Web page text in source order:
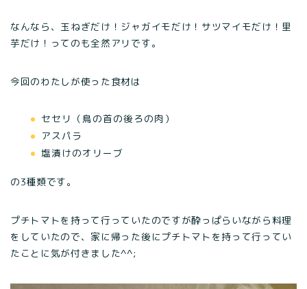
なんなら、玉ねぎだけ！ジャガイモだけ！サツマイモだけ！里
芋だけ！ってのも全然アリです。
今回のわたしが使った食材は
セセリ（鳥の首の後ろの肉）
アスパラ
塩漬けのオリーブ
の3種類です。
プチトマトを持って行っていたのですが酔っぱらいながら料理
をしていたので、家に帰った後にプチトマトを持って行ってい
たことに気が付きました^^;